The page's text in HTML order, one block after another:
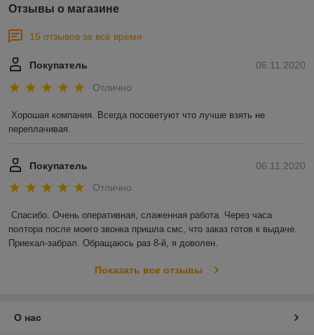
Отзывы о магазине
15 отзывов за всё время
06.11.2020
Покупатель
Отлично
Хорошая компания. Всегда посоветуют что лучше взять не
переплачивая.
06.11.2020
Покупатель
Отлично
Спасибо. Очень оперативная, слаженная работа. Через часа
полтора после моего звонка пришла смс, что заказ готов к выдаче.
Приехал-забрал. Обращаюсь раз 8-й, я доволен.
Показать все отзывы
О нас